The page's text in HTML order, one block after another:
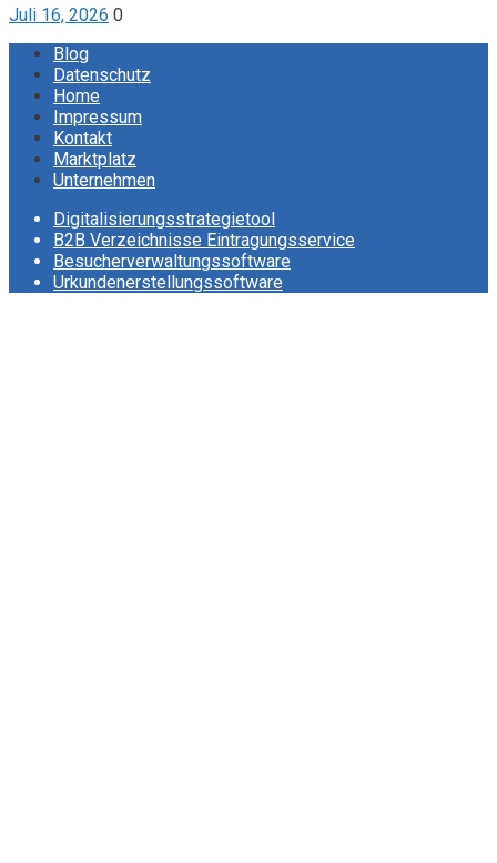
Juli 16, 2026 0
Blog
Datenschutz
Home
Impressum
Kontakt
Marktplatz
Unternehmen
Digitalisierungsstrategietool
B2B Verzeichnisse Eintragungsservice
Besucherverwaltungssoftware
Urkundenerstellungssoftware